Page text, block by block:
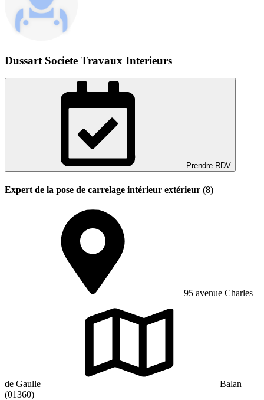
Dussart Societe Travaux Interieurs
Prendre RDV
Expert de la pose de carrelage intérieur extérieur (8)
95 avenue Charles
de Gaulle
Balan
(01360)